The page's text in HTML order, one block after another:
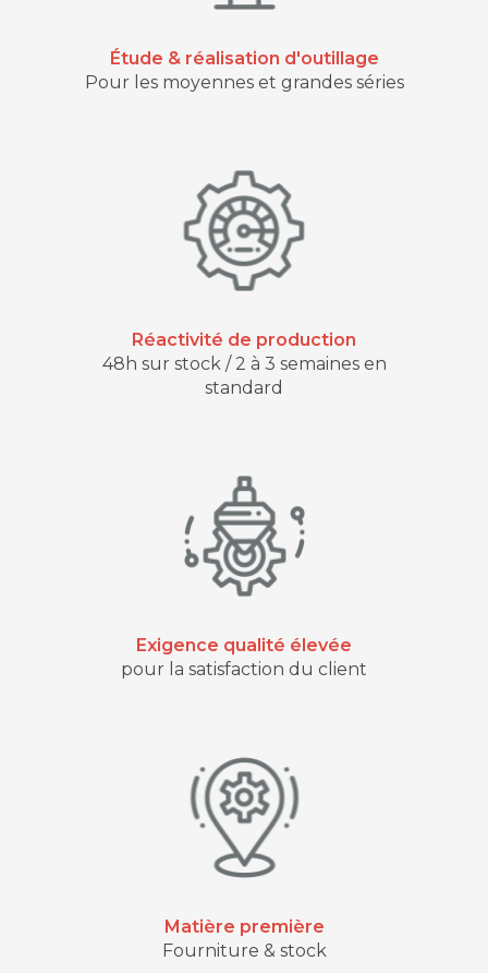
Étude & réalisation d'outillage
Pour les moyennes et grandes séries
Réactivité de production
48h sur stock / 2 à 3 semaines en
standard
Exigence qualité élevée
pour la satisfaction du client
Matière première
Fourniture & stock